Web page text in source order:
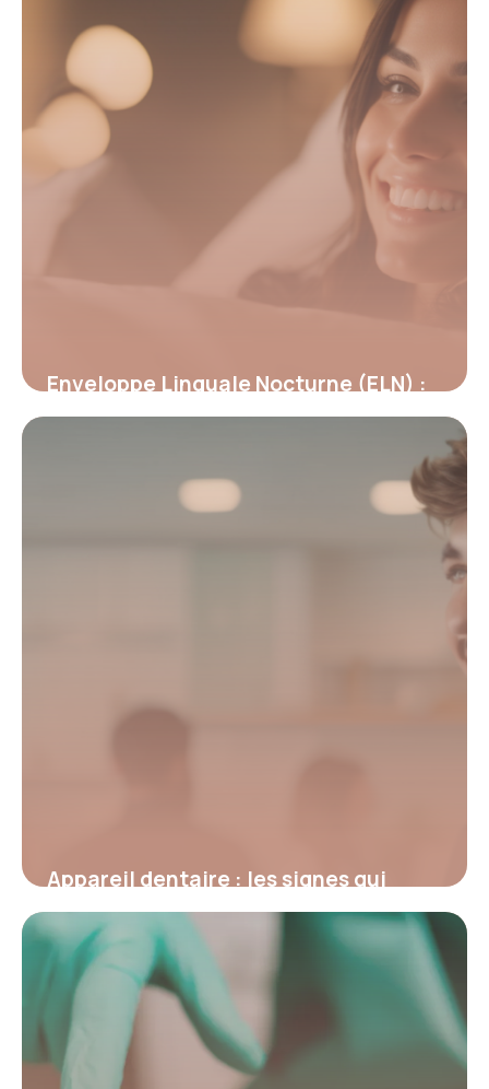
Enveloppe Linguale Nocturne (ELN) :
Révolution dans la rééducation
Appareil dentaire : les signes qui
indiquent que vous en avez vraiment
besoin
19 mai 2026